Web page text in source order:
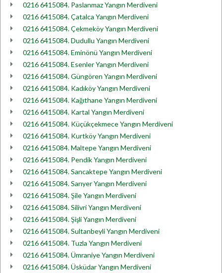
0216 6415084. Paslanmaz Yangın Merdiveni
0216 6415084. Çatalca Yangın Merdiveni
0216 6415084. Çekmeköy Yangın Merdiveni
0216 6415084. Dudullu Yangın Merdiveni
0216 6415084. Eminönü Yangın Merdiveni
0216 6415084. Esenler Yangın Merdiveni
0216 6415084. Güngören Yangın Merdiveni
0216 6415084. Kadıköy Yangın Merdiveni
0216 6415084. Kağıthane Yangın Merdiveni
0216 6415084. Kartal Yangın Merdiveni
0216 6415084. Küçükçekmece Yangın Merdiveni
0216 6415084. Kurtköy Yangın Merdiveni
0216 6415084. Maltepe Yangın Merdiveni
0216 6415084. Pendik Yangın Merdiveni
0216 6415084. Sancaktepe Yangın Merdiveni
0216 6415084. Sarıyer Yangın Merdiveni
0216 6415084. Şile Yangın Merdiveni
0216 6415084. Silivri Yangın Merdiveni
0216 6415084. Şişli Yangın Merdiveni
0216 6415084. Sultanbeyli Yangın Merdiveni
0216 6415084. Tuzla Yangın Merdiveni
0216 6415084. Ümraniye Yangın Merdiveni
0216 6415084. Üsküdar Yangın Merdiveni